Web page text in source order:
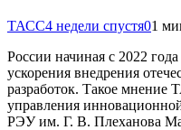
ТАСС4 недели спустя01
России начиная с 2022
ускорения внедрения
разработок. Такое мнение
управления
РЭУ им. Г. В. Плеханова